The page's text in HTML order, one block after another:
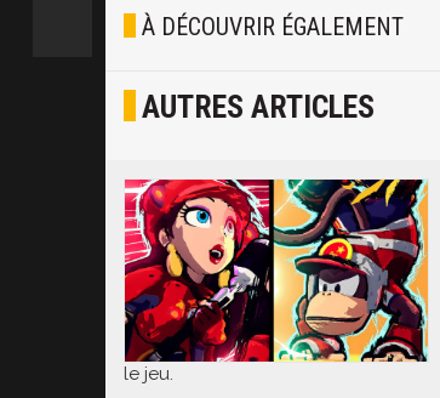
Joyeux
À DÉCOUVRIR ÉGALEMENT
AUTRES ARTICLES
le jeu.